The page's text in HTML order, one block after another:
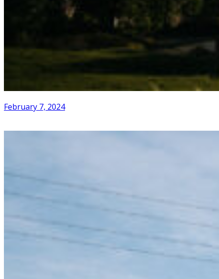
February 7, 2024